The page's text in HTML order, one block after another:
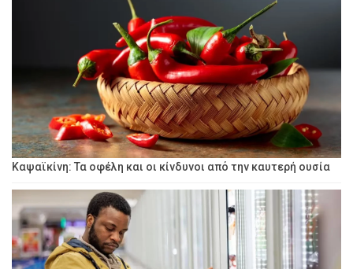
Καψαϊκίνη: Τα οφέλη και οι κίνδυνοι από την καυτερή ουσία